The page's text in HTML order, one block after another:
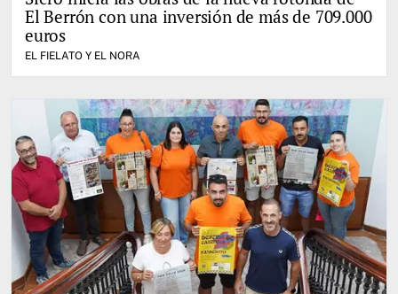
El Berrón con una inversión de más de 709.000
euros
EL FIELATO Y EL NORA